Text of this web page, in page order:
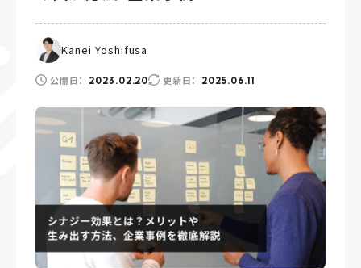
Kanei Yoshifusa
公開日： 2023.02.20 更新日： 2025.06.11